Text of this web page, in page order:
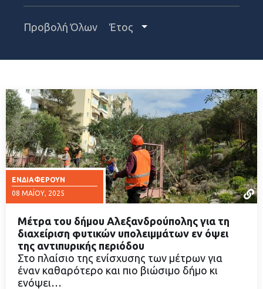
Προβολή Όλων Έτος
ΕΝΔΙΑΦΈΡΟΥΝ
08 ΜΑΪ́ΟΥ, 2025
ΔΙΑΒΑΣΤΕ ΠΕΡΙΣΣΟΤΕΡΑ
Μέτρα του δήμου Αλεξανδρούπολης για τη
διαχείριση φυτικών υπολειμμάτων εν όψει
της αντιπυρικής περιόδου
Στο πλαίσιο της ενίσχυσης των μέτρων για
έναν καθαρότερο και πιο βιώσιμο δήμο κι
ενόψει…